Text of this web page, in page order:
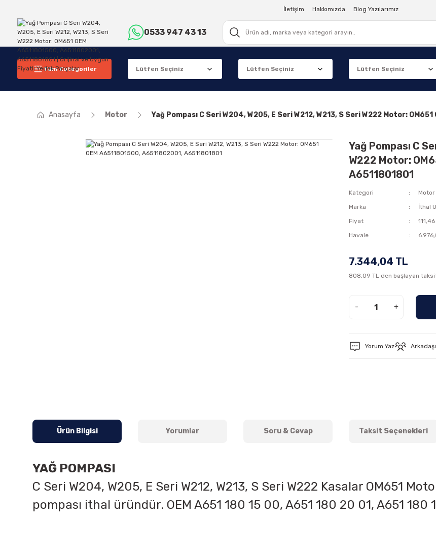
İletişim Hakkımızda Blog Yazılarımız
0533 947 43 13
Tüm Kategoriler
Anasayfa Motor Yağ Pompası C Seri W204, W205, E Seri W212, W213, S Seri W222 Motor:
Yağ Pompası C
W222 Motor:
A6511801801
Kategori Motor
Marka
İthal
Fiyat
Havale
7.344,04 TL
808,09 TL den başlayan
- +
Yorum Yaz
Ürün Bilgisi Yorumlar Soru & Cevap Taksit Seçenekleri
YAĞ POMPASI
C Seri W204, W205, E Seri W212, W213, S Seri W222 Kasalar OM651
pompası ithal üründür. OEM A651 180 15 00, A651 180 20 01, A651 180